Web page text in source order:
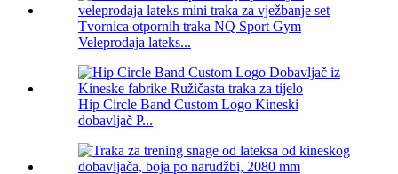
Tvornica otpornih traka NQ Sport Gym
Veleprodaja lateks...
Hip Circle Band Custom Logo Kineski
dobavljač P...